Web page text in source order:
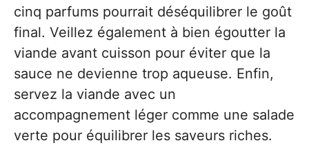
cinq parfums pourrait déséquilibrer le goût
final. Veillez également à bien égoutter la
viande avant cuisson pour éviter que la
sauce ne devienne trop aqueuse. Enfin,
servez la viande avec un
accompagnement léger comme une salade
verte pour équilibrer les saveurs riches.